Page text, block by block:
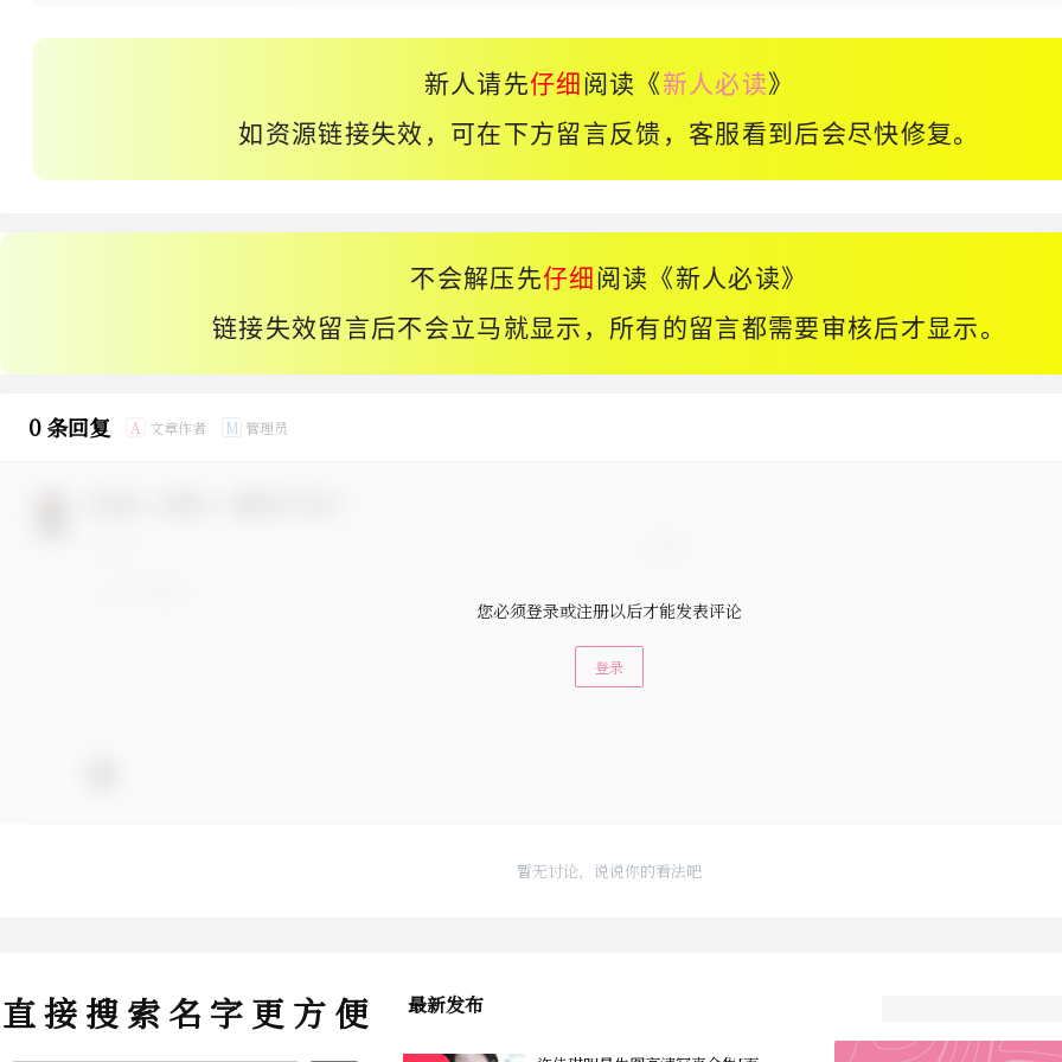
新人请先仔细 阅读《新人必读》
如资源链接失效，可在下方留言反馈，客服看到后会尽快修复。
不会解压先仔细 阅读《新人必读》
链接失效留言后不会立马就显示，所有的留言都需要审核后才显示。
0 条回复 A 文章作者 M 管理员
您必须登录或注册以后才能发表评论
登录
暂无讨论，说说你的看法吧
直 接 搜 索 名 字 更 方 便 最新发布